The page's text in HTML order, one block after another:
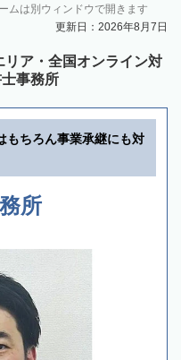
ムは別ウィンドウで開きます
更新日：2026年8月7日
ア・全国オンライン対
事務所
もちろん事業承継にも対
所